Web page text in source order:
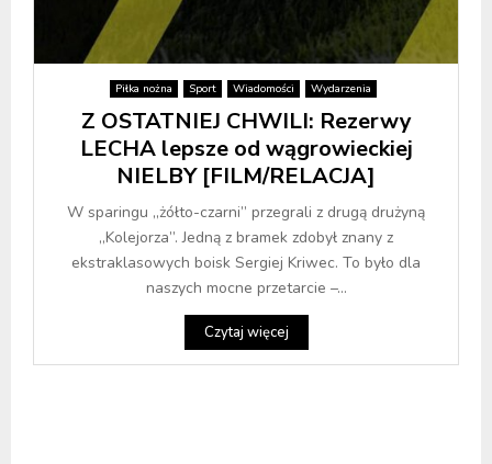
Piłka nożna Sport Wiadomości Wydarzenia
Z OSTATNIEJ CHWILI: Rezerwy
LECHA lepsze od wągrowieckiej
NIELBY [FILM/RELACJA]
W sparingu „żółto-czarni” przegrali z drugą drużyną
„Kolejorza”. Jedną z bramek zdobył znany z
ekstraklasowych boisk Sergiej Kriwec. To było dla
naszych mocne przetarcie –...
Czytaj więcej